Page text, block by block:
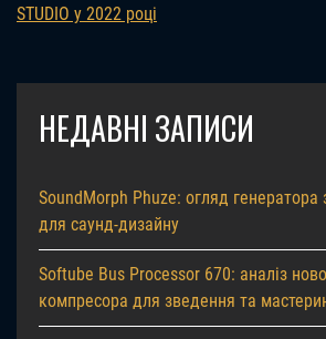
STUDIO у 2022 році
НЕДАВНІ ЗАПИСИ
SoundMorph Phuze: огляд генератора
для саунд-дизайну
Softube Bus Processor 670: аналіз
компресора для зведення та